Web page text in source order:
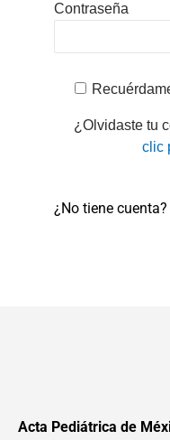
Contraseña
¿Olvidaste tu
clic
¿No tiene cuenta?
Acta Pediátrica de